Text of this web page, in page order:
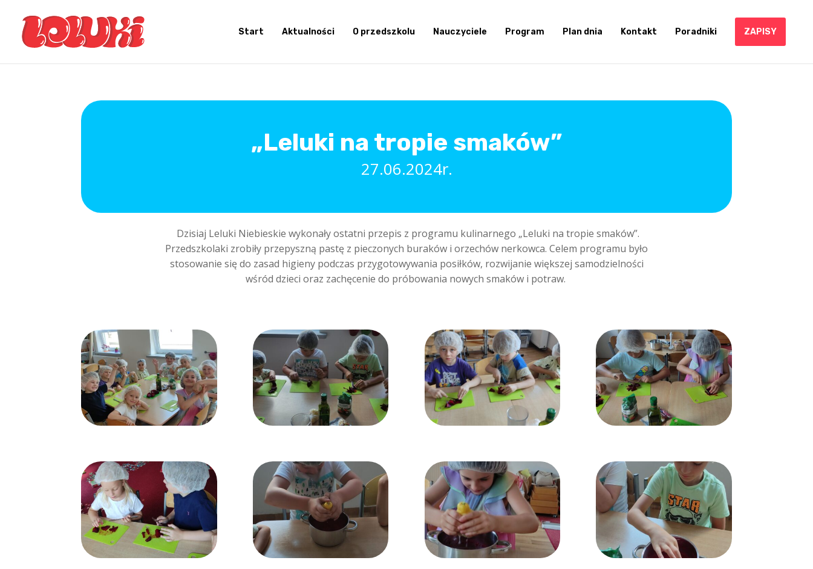
Start Aktualności O przedszkolu Nauczyciele Program Plan dnia Kontakt Poradniki ZAPISY
„Leluki na tropie smaków”
27.06.2024r.
Dzisiaj Leluki Niebieskie wykonały ostatni przepis z programu kulinarnego „Leluki na tropie smaków”.
Przedszkolaki zrobiły przepyszną pastę z pieczonych buraków i orzechów nerkowca. Celem programu było
stosowanie się do zasad higieny podczas przygotowywania posiłków, rozwijanie większej samodzielności
wśród dzieci oraz zachęcenie do próbowania nowych smaków i potraw.